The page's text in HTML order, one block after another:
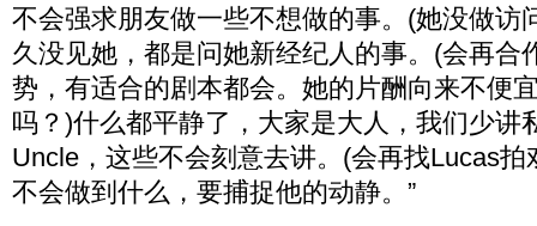
不会强求朋友做一些不想做的事。(她没做访
久没见她，都是问她新经纪人的事。(会再合
势，有适合的剧本都会。她的片酬向来不便
吗？)什么都平静了，大家是大人，我们少讲
Uncle，这些不会刻意去讲。(会再找Lucas
不会做到什么，要捕捉他的动静。”